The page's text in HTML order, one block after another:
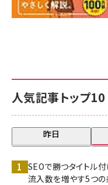
人気記事トップ10
昨日
SEOで勝つタイトル
流入数を増やす5つの